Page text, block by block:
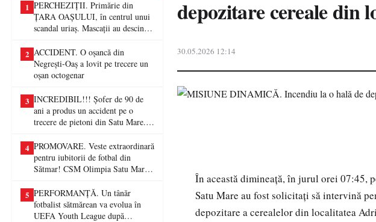
1 PERCHEZIȚII. Primărie din
ȚARA OAȘULUI, în centrul unui
scandal uriaș. Mascații au descins
fraude de proporții
2 ACCIDENT. O oșancă din
Negrești-Oaș a lovit pe trecere un
oșan octogenar
3 INCREDIBIL!!! Șofer de 90 de
ani a produs un accident pe o
trecere de pietoni din Satu Mare. O
4 PROMOVARE. Veste extraordinară
pentru iubitorii de fotbal din
Sătmar! CSM Olimpia Satu Mare
5 PERFORMANȚĂ. Un tânăr
fotbalist sătmărean va evolua în
UEFA Youth League după
depozitare cereale din
30.05.2026 12:14
În această dimineață, în jurul orei 07:45,
Satu Mare au fost solicitați să intervină
depozitare a cerealelor din localitatea